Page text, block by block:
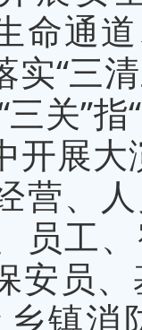
命通
实“三
三关”
开展
营、
员工
安员
乡镇